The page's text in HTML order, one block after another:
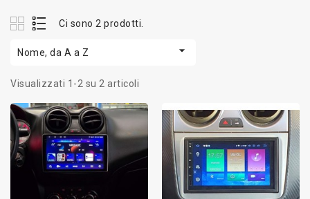
Ci sono 2 prodotti.
Nome, da A a Z 
Visualizzati 1-2 su 2 articoli